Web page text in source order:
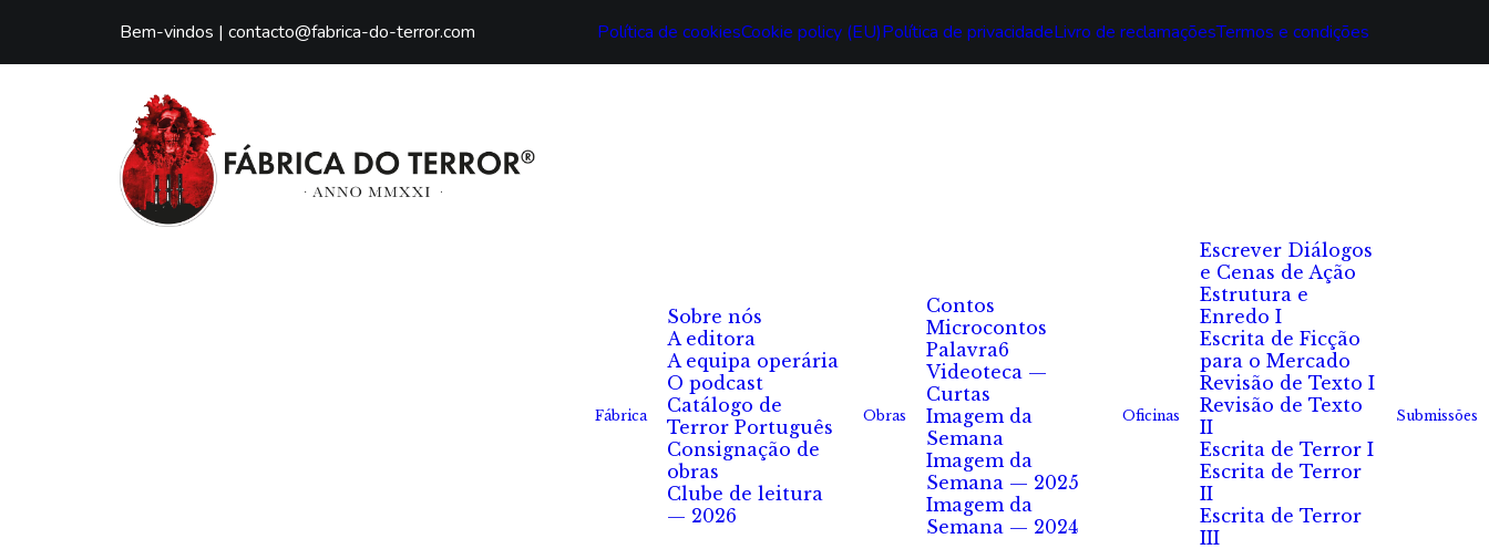
Bem-vindos | contacto@fabrica-do-terror.com Política de cookiesCookie policy (EU)Política de privacidadeLivro de reclamaçõesTermos e condições
Fábrica
Sobre nós
A editora
A equipa operária
O podcast
Catálogo de
Terror Português
Consignação de
obras
Clube de leitura
— 2026
Obras
Contos
Microcontos
Palavra6
Videoteca —
Curtas
Imagem da
Semana
Imagem da
Semana — 2025
Imagem da
Semana — 2024
Oficinas
Escrever Diálogos
e Cenas de Ação
Estrutura e
Enredo I
Escrita de Ficção
para o Mercado
Revisão de Texto I
Revisão de Texto
II
Escrita de Terror I
Escrita de Terror
II
Escrita de Terror
III
Submissões